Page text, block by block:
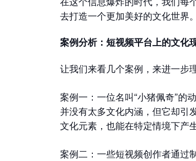
去打造一个更加美好的文化世界。
案例分析：短视频平台上的文化
让我们来看几个案例，来进一步
案例一：一位名叫“小猪佩奇”的
并没有太多文化内涵，但它却引
文化元素，也能在特定情境下产
案例二：一些短视频创作者通过